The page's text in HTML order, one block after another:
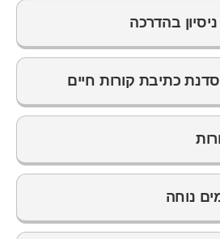
כתיבת קורות חיים
נוחה